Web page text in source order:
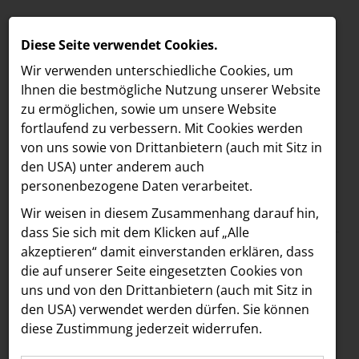
MELDUNGEN
LOEBELL NORDBERG
INNER
aehre
Astoria Artshow
B/S/H Hausgeräte
Meldungen /
Text Bilder
14.04.2025
AERON Pop-Up im
Concept Store PARK
Diese Seite verwendet Cookies.
Wir verwenden unterschiedliche Cookies, um
Ihnen die best­mögliche Nutzung unserer Website
zu ermöglichen, sowie um unsere Website
fortlaufend zu verbessern. Mit Cookies werden
von uns sowie von Drittanbietern (auch mit Sitz in
den USA) unter anderem auch
personenbezogene Daten verarbeitet.
Wir weisen in diesem Zusammenhang darauf hin,
dass Sie sich mit dem Klicken auf „Alle
akzeptieren“ damit ein­ver­standen erklären, dass
die auf unserer Seite eingesetzten Cookies von
uns und von den Drittanbietern (auch mit Sitz in
den USA) verwendet werden dürfen. Sie können
diese Zustimmung jederzeit widerrufen.